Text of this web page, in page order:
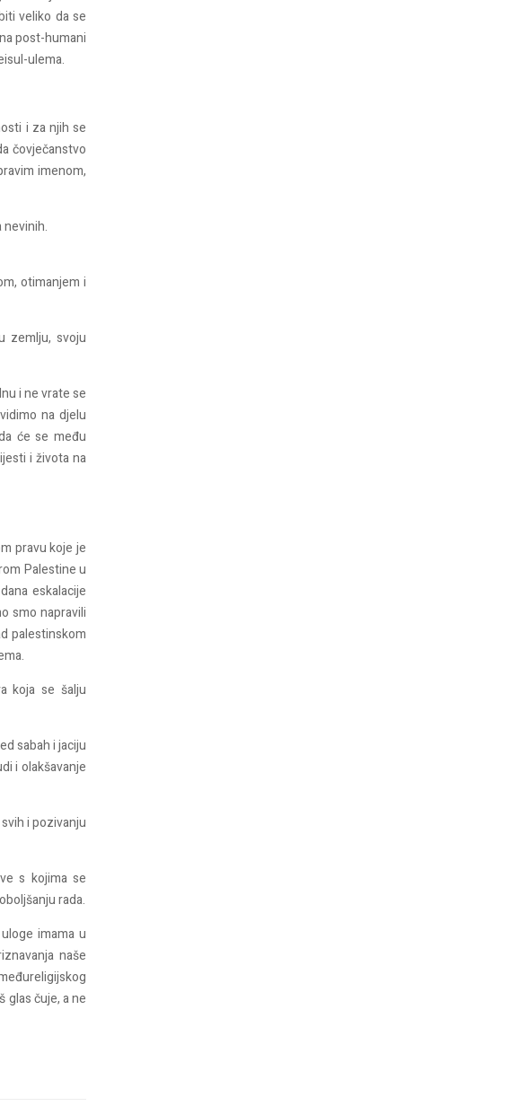
veliko da se
post-humani
ulema.
i za njih se
čovječanstvo
imenom,
otimanjem i
zemlju, svoju
i ne vrate se
na djelu
će se među
i života na
pravu koje je
Palestine u
eskalacije
smo napravili
palestinskom
koja se šalju
sabah i jaciju
i olakšavanje
i pozivanju
s kojima se
rada.
imama u
naše
glas čuje, a ne